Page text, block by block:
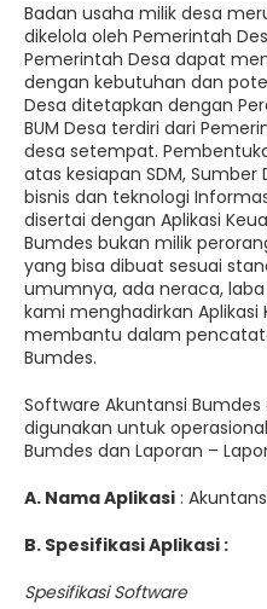
Badan usaha milik desa
dikelola oleh Pemerintah
Pemerintah Desa dapat
dengan kebutuhan dan
Desa ditetapkan dengan
BUM Desa terdiri dari
desa setempat.
atas kesiapan SDM, Sumber
bisnis dan teknologi
disertai dengan Aplikasi
Bumdes bukan milik
yang bisa dibuat sesuai
umumnya, ada neraca,
kami menghadirkan Aplikasi
membantu dalam
Bumdes.
Software Akuntansi
digunakan untuk
Bumdes dan Laporan –
A. Nama Aplikasi :
B. Spesifikasi Aplikasi :
Spesifikasi Software